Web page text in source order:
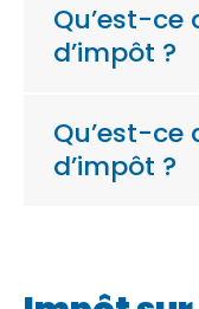
Qu’est-ce
d’impôt ?
Qu’est-ce
d’impôt ?